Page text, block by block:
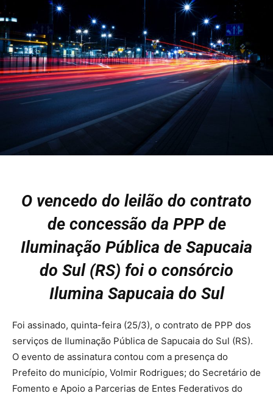
O vencedo do leilão do contrato
de concessão da PPP de
Iluminação Pública de Sapucaia
do Sul (RS) foi o consórcio
Ilumina Sapucaia do Sul
Foi assinado, quinta-feira (25/3), o contrato de PPP dos
serviços de Iluminação Pública de Sapucaia do Sul (RS).
O evento de assinatura contou com a presença do
Prefeito do município, Volmir Rodrigues; do Secretário de
Fomento e Apoio a Parcerias de Entes Federativos do